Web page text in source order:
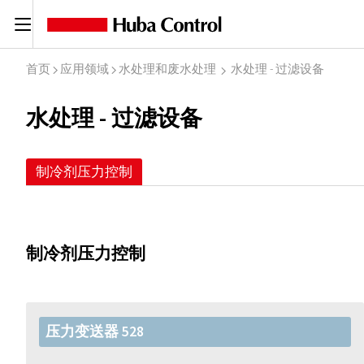
C
首页 I 应用领域 I 水处理和废水处理 I 水处理 - 过滤设备
水处理 - 过滤设备
制冷剂压力控制
制冷剂压力控制
压力变送器 528